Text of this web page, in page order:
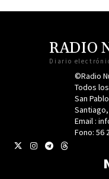
RADIO
Diario
©Radio
Todos
San
Email :
Fono: 56